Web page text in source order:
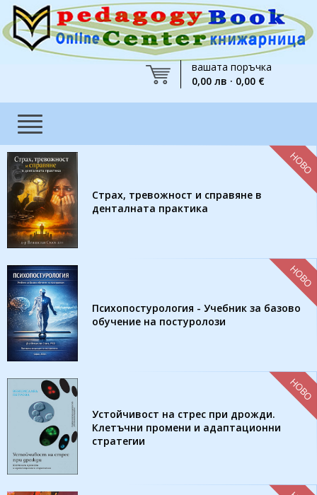
вашата поръчка
0,00 лв · 0,00 €
Страх, тревожност и справяне в
денталната практика
НОВО
Психопостурология - Учебник за базово
обучение на постуролози
НОВО
Устойчивост на стрес при дрожди.
Клетъчни промени и адаптационни
стратегии
НОВО